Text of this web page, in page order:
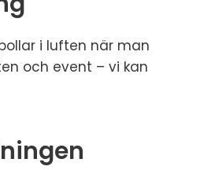
i luften när man
och event – vi kan